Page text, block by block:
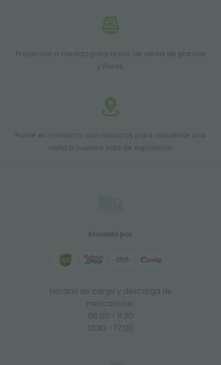
Proyectos a medida para áreas de venta de plantas
y flores.
Ponte en contacto con nosotros para concertar una
visita a nuestra sala de exposición
Enviado por
Horario de carga y descarga de
mercancías:
08:00 - 11:30
13:30 - 17:00